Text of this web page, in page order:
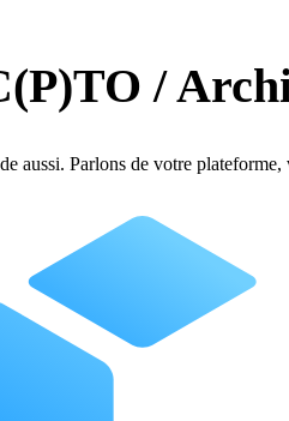
/
aussi. Parlons de votre